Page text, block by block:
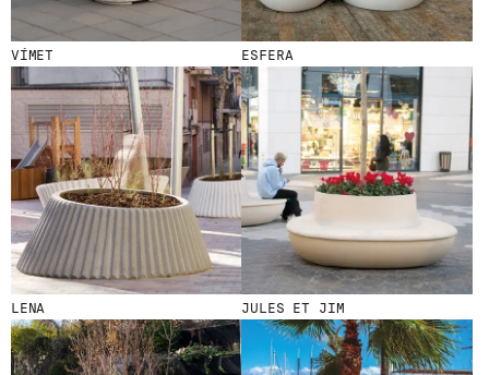
VÍMET ESFERA
LENA JULES ET JIM